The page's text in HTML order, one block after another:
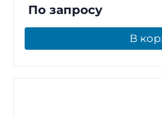
По запросу
В